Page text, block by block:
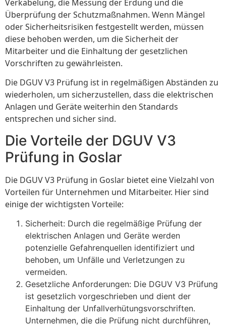
Verkabelung, die Messung der Erdung und die
Überprüfung der Schutzmaßnahmen. Wenn Mängel
oder Sicherheitsrisiken festgestellt werden, müssen
diese behoben werden, um die Sicherheit der
Mitarbeiter und die Einhaltung der gesetzlichen
Vorschriften zu gewährleisten.
Die DGUV V3 Prüfung ist in regelmäßigen Abständen zu
wiederholen, um sicherzustellen, dass die elektrischen
Anlagen und Geräte weiterhin den Standards
entsprechen und sicher sind.
Die Vorteile der DGUV V3
Prüfung in Goslar
Die DGUV V3 Prüfung in Goslar bietet eine Vielzahl von
Vorteilen für Unternehmen und Mitarbeiter. Hier sind
einige der wichtigsten Vorteile:
Sicherheit: Durch die regelmäßige Prüfung der
elektrischen Anlagen und Geräte werden
potenzielle Gefahrenquellen identifiziert und
behoben, um Unfälle und Verletzungen zu
vermeiden.
Gesetzliche Anforderungen: Die DGUV V3 Prüfung
ist gesetzlich vorgeschrieben und dient der
Einhaltung der Unfallverhütungsvorschriften.
Unternehmen, die die Prüfung nicht durchführen,